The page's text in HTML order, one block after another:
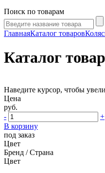
Поиск по товарам
ГлавнаяКаталог товаров
Каталог
Наведите курсор, чтобы
Цена
руб.
-
+
В корзину
под заказ
Цвет
Бренд / Страна
Цвет